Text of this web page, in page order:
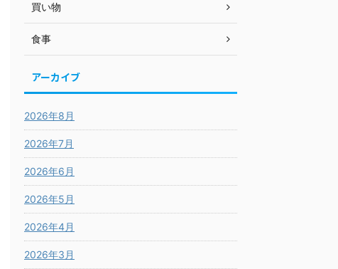
買い物
食事
アーカイブ
2026年8月
2026年7月
2026年6月
2026年5月
2026年4月
2026年3月